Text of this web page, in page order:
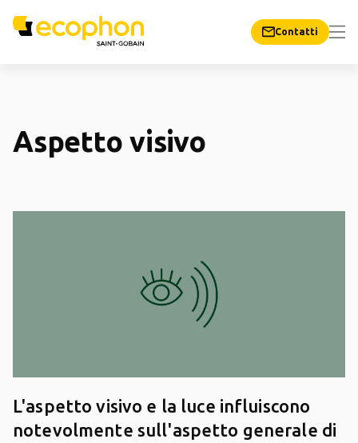
Contatti
Aspetto visivo
L'aspetto visivo e la luce influiscono
notevolmente sull'aspetto generale di